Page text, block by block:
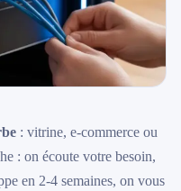
: vitrine, e-commerce ou
: on écoute votre besoin,
en 2-4 semaines, on vous